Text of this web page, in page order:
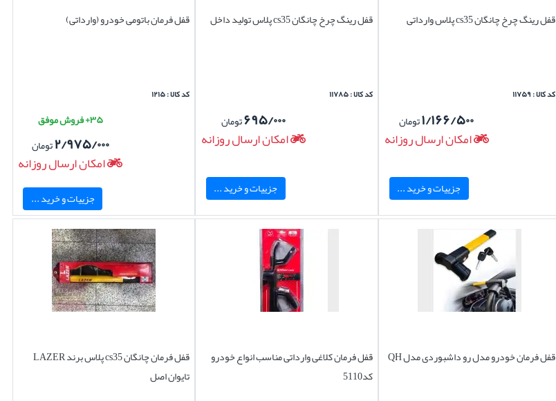
قفل رینگ چرخ چانگان cs35 پلاس وارداتی
کد کالا : ۱۱۷۵۹
۱/۱۶۶/۵۰۰تومان
امکان ارسال روزانه
جزییات و خرید ...
قفل رینگ چرخ چانگان cs35 پلاس تولید داخل
کد کالا : ۱۱۷۸۵
۶۹۵/۰۰۰تومان
امکان ارسال روزانه
جزییات و خرید ...
قفل فرمان باتومی خودرو (وارداتی)
کد کالا : ۱۲۱۵
۳۵+ فروش موفق
۲/۹۷۵/۰۰۰تومان
امکان ارسال روزانه
جزییات و خرید ...
قفل فرمان خودرو مدل رو داشبوردی مدل QH
قفل فرمان کلاغی وارداتی مناسب انواع خودرو
کد5110
قفل فرمان چانگان cs35 پلاس برند LAZER
تایوان اصل